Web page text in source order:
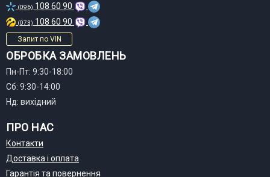
(096) 108 60 90
(073) 108 60 90
Запит по VIN
ОБРОБКА ЗАМОВЛЕНЬ
Пн-Пт: 9:30-18:00
Сб: 9:30-14:00
Нд: вихідний
ПРО НАС
Контакти
Доставка і оплата
Гарантія та повернення